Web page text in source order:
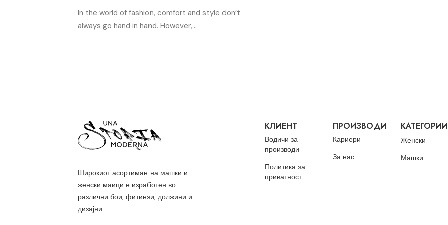
In the world of fashion, comfort and style don’t
always go hand in hand. However,...
Широкиот асортиман на машки и
женски маици е изработен во
различни бои, фитинзи, должини и
дизајни.
КЛИЕНТ
Водичи за
производи
Политика за
приватност
ПРОИЗВОДИ
Кариери
За нас
КАТЕГОРИИ
Женски
Машки